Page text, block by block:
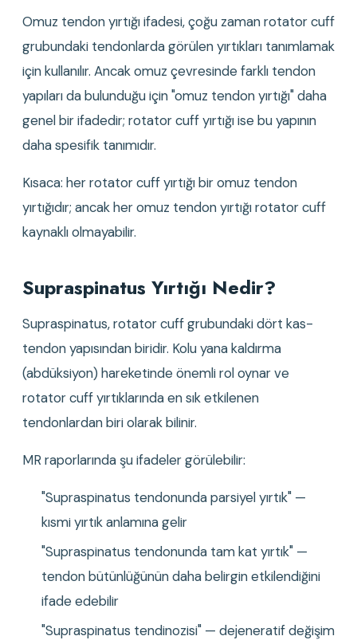
Omuz tendon yırtığı ifadesi, çoğu zaman rotator cuff
grubundaki tendonlarda görülen yırtıkları tanımlamak
için kullanılır. Ancak omuz çevresinde farklı tendon
yapıları da bulunduğu için "omuz tendon yırtığı" daha
genel bir ifadedir; rotator cuff yırtığı ise bu yapının
daha spesifik tanımıdır.
Kısaca: her rotator cuff yırtığı bir omuz tendon
yırtığıdır; ancak her omuz tendon yırtığı rotator cuff
kaynaklı olmayabilir.
Supraspinatus Yırtığı Nedir?
Supraspinatus, rotator cuff grubundaki dört kas-
tendon yapısından biridir. Kolu yana kaldırma
(abdüksiyon) hareketinde önemli rol oynar ve
rotator cuff yırtıklarında en sık etkilenen
tendonlardan biri olarak bilinir.
MR raporlarında şu ifadeler görülebilir:
"Supraspinatus tendonunda parsiyel yırtık" —
kısmi yırtık anlamına gelir
"Supraspinatus tendonunda tam kat yırtık" —
tendon bütünlüğünün daha belirgin etkilendiğini
ifade edebilir
"Supraspinatus tendinozisi" — dejeneratif değişim